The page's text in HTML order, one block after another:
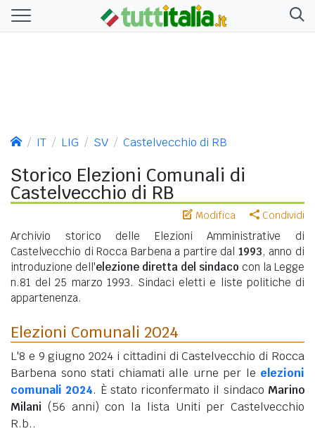
IT LIG SV Castelvecchio di RB
Storico Elezioni Comunali di
Castelvecchio di RB
Modifica Condividi
Archivio storico delle Elezioni Amministrative di
Castelvecchio di Rocca Barbena a partire dal 1993, anno di
introduzione dell'elezione diretta del sindaco con la Legge
n.81 del 25 marzo 1993. Sindaci eletti e liste politiche di
appartenenza.
Elezioni Comunali 2024
L'8 e 9 giugno 2024 i cittadini di Castelvecchio di Rocca
Barbena sono stati chiamati alle urne per le elezioni
comunali 2024. È stato riconfermato il sindaco Marino
Milani (56 anni) con la lista Uniti per Castelvecchio
R.b..